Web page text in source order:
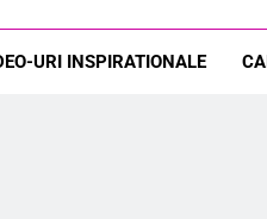
URI INSPIRATIONALE